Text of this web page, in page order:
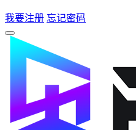
我要注册 忘记密码